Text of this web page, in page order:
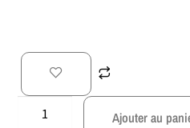
Ajouter au